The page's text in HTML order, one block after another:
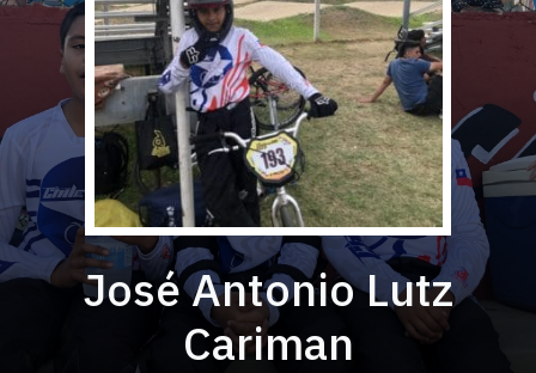
José Antonio Lutz
Cariman